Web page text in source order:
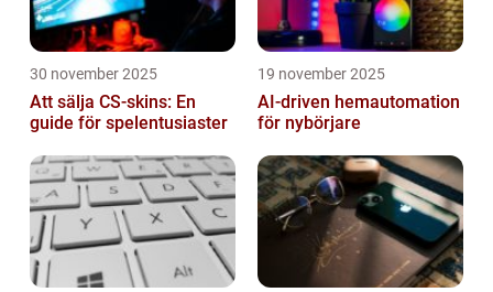
30 november 2025
Att sälja CS-skins: En
guide för spelentusiaster
19 november 2025
AI-driven hemautomation
för nybörjare